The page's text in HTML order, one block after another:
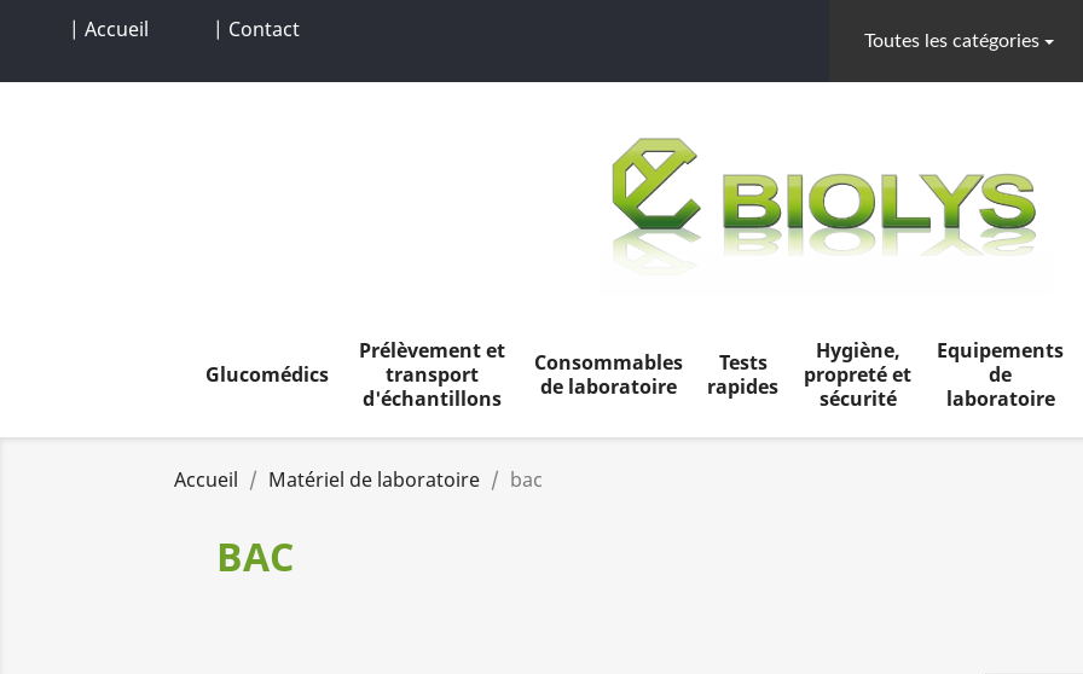
| Accueil | Contact Toutes les catégories
Glucomédics
Prélèvement et
transport
d'échantillons
Consommables
de laboratoire
Tests
rapides
Hygiène,
propreté et
sécurité
Equipements
de
laboratoire
Accueil Matériel de laboratoire bac
BAC